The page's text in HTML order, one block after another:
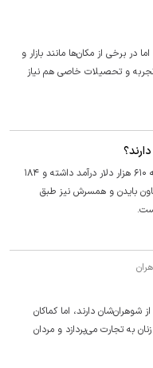
در برخی از مکان‌ها مانند بازار و
تجربه و تحصیلات خاصی هم نیاز
رئیس جمهور آمریکا و همسرش جیل در سال گذشته ۶۱۰ هزار دلار درآمد داشته و ۱۸۴
بایدن و همسرش نیز طبق
شوهران‌شان دارند، اما کماکان
به تجارت می‌پردازد و مردان